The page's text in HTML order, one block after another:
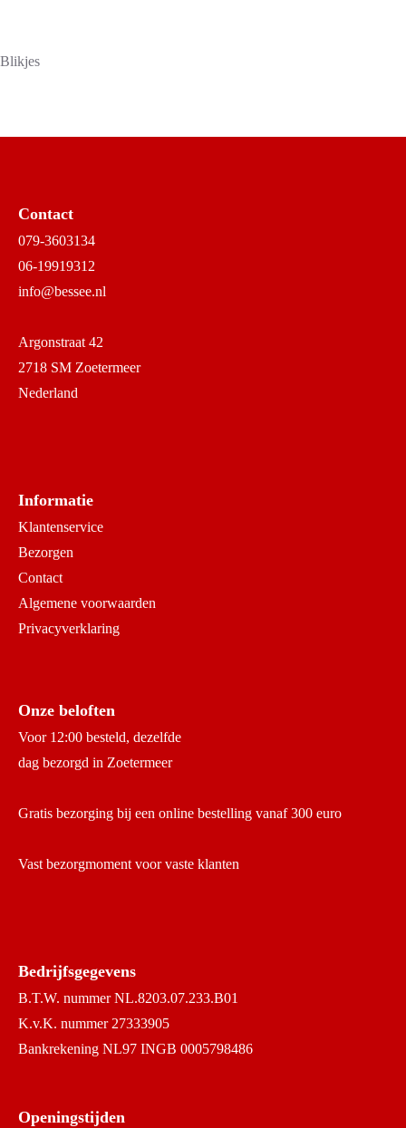
Blikjes
Contact
079-3603134
06-19919312
info@bessee.nl
Argonstraat 42
2718 SM Zoetermeer
Nederland
Informatie
Klantenservice
Bezorgen
Contact
Algemene voorwaarden
Privacyverklaring
Onze beloften
Voor 12:00 besteld, dezelfde
dag bezorgd in Zoetermeer
Gratis bezorging bij een online bestelling vanaf 300 euro
Vast bezorgmoment voor vaste klanten
Bedrijfsgegevens
B.T.W. nummer NL.8203.07.233.B01
K.v.K. nummer 27333905
Bankrekening NL97 INGB 0005798486
Openingstijden